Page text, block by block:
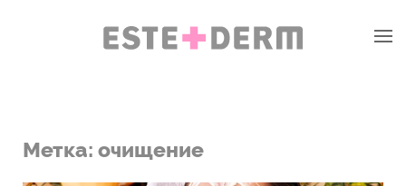
Метка: очищение